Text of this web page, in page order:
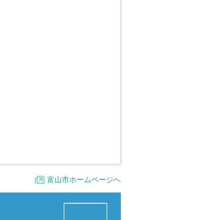
富山市ホームページへ